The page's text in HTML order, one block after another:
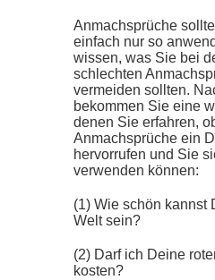
Anmachsprüche
einfach nur so
wissen, was Sie bei
schlechten
vermeiden sollten.
bekommen Sie eine
denen Sie erfahren,
Anmachsprüche ein
hervorrufen und Sie
verwenden können:
(1) Wie schön kannst
Welt sein?
(2) Darf ich Deine
kosten?